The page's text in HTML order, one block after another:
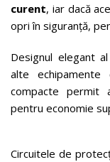
curent, iar dacă
opri în siguranță,
Designul elegant
alte echipamente
compacte permit
pentru economie
Circuitele de